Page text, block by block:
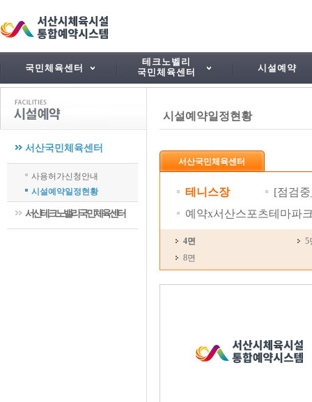
국민체육센터
테크노벨리
국민체육센터
시설예약
서산국민체육센터
사용허가신청안내
시설예약일정현황
서산테크노밸리국민체육센터
시설예약일정현황
서산국민체육센터
테니스장
[점검
예약x서산스포츠테마파
4면
5
8면